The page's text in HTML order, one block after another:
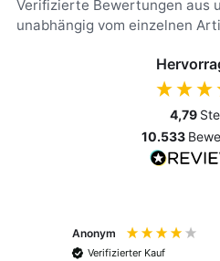
Verifizierte Bewertungen aus
unabhängig vom einzelnen
4,79
10.533
Anonym
Verifizierter Kauf